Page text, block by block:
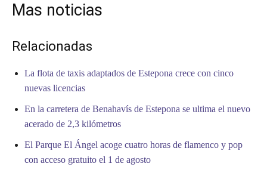
Mas noticias
Relacionadas
La flota de taxis adaptados de Estepona crece con cinco
nuevas licencias
En la carretera de Benahavís de Estepona se ultima el nuevo
acerado de 2,3 kilómetros
El Parque El Ángel acoge cuatro horas de flamenco y pop
con acceso gratuito el 1 de agosto